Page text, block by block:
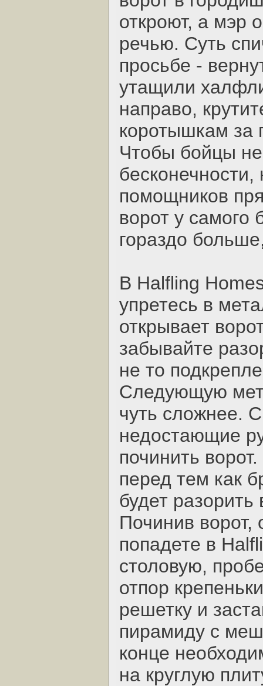
откроют, а мэр
речью. Суть
просьбе -
утащили
направо,
коротышкам за
Чтобы бойцы
помощников
ворот у самого
гораздо
В Halfling
упретесь в
открывает
забывайте
не то
Следующую
чуть сложнее.
недостающие
починить
перед тем как
будет разорить
Починив ворот,
попадете в
столовую,
отпор
решетку и
пирамиду с
конце
на круглую